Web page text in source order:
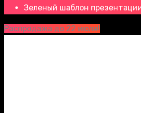
Зеленый шаблон
Распродажа до 22 июля!